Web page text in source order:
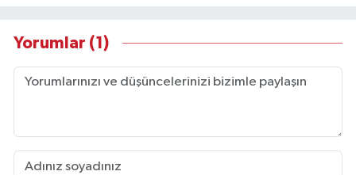
Yorumlar (1)